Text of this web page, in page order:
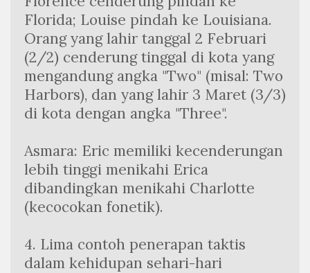
Florida; Louise pindah ke Louisiana.
Orang yang lahir tanggal 2 Februari
(2/2) cenderung tinggal di kota yang
mengandung angka "Two" (misal: Two
Harbors), dan yang lahir 3 Maret (3/3)
di kota dengan angka "Three".
Asmara: Eric memiliki kecenderungan
lebih tinggi menikahi Erica
dibandingkan menikahi Charlotte
(kecocokan fonetik).
4. Lima contoh penerapan taktis
dalam kehidupan sehari-hari